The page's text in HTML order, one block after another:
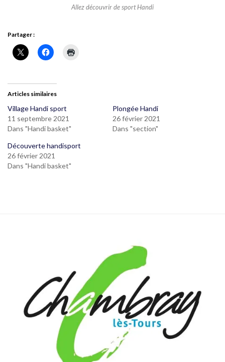
Allez découvrir de sport Handi
Partager :
Articles similaires
Village Handi sport
11 septembre 2021
Dans "Handi basket"
Plongée Handi
26 février 2021
Dans "section"
Découverte handisport
26 février 2021
Dans "Handi basket"